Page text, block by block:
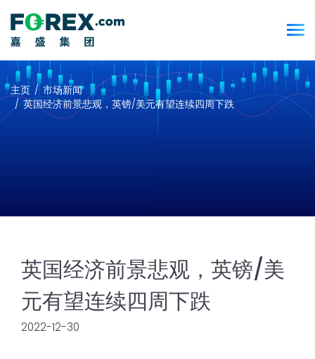
主页
市场新闻
英国经济前景悲观，英镑/美元有望连续四周下跌
英国经济前景悲观，英镑/美
元有望连续四周下跌
2022-12-30